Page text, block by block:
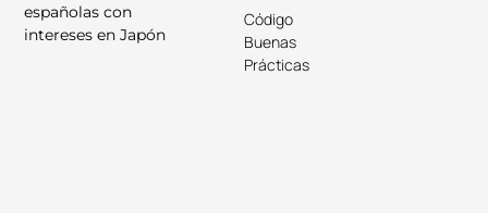
españolas con
intereses en Japón
Código
Buenas
Prácticas